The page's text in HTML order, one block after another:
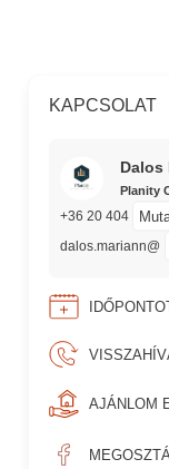
KAPCSOLAT
Dalos
Planity
+36 20 404
dalos.mariann@
AJÁNLOM